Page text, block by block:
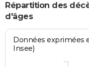
Répartition des
d'âges
Données exprimées
Insee)